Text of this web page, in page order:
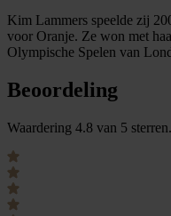
Kim Lammers speelde zij
voor Oranje. Ze won met
Olympische Spelen van
Beoordeling
Waardering 4.8 van 5 sterren.